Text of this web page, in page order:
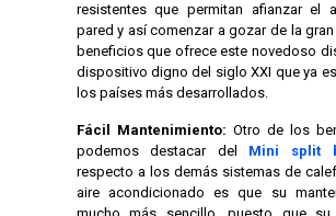
resistentes que permitan afianzar el
pared y así comenzar a gozar de la
beneficios que ofrece este novedoso
dispositivo digno del siglo XXI que ya
los países más desarrollados.
Fácil Mantenimiento: Otro de los
podemos destacar del Mini split
respecto a los demás sistemas de
aire acondicionado es que su